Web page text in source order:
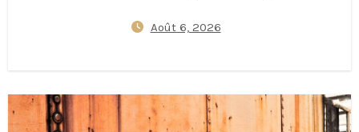
réduire les déchets de cartes
gardant les enfants connectés à
l’étranger
Août 6, 2026